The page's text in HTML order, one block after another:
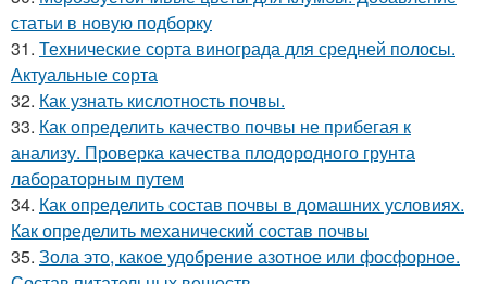
статьи в новую подборку
31. Технические сорта винограда для средней полосы.
Актуальные сорта
32. Как узнать кислотность почвы.
33. Как определить качество почвы не прибегая к
анализу. Проверка качества плодородного грунта
лабораторным путем
34. Как определить состав почвы в домашних условиях.
Как определить механический состав почвы
35. Зола это, какое удобрение азотное или фосфорное.